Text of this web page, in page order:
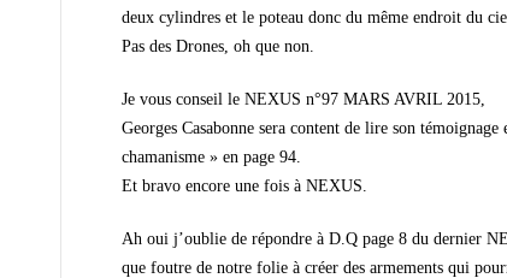
deux cylindres et le poteau donc du même endroit du
Pas des Drones, oh que non.
Je vous conseil le NEXUS n°97 MARS AVRIL 2015,
Georges Casabonne sera content de lire son témoignage en page 9, et aussi un excellent article sur la corrélation
chamanisme » en page 94.
Et bravo encore une fois à NEXUS.
Ah oui j’oublie de répondre à D.Q page 8 du dernier NEXUS, non non monsieur les civilisations Extraterrestres qui visitent notre planète, non pas
que foutre de notre folie à créer des armements qui pourraient amener à la destruction totale de toutes vies sur Terre, ils non pas rien à foutre de nos